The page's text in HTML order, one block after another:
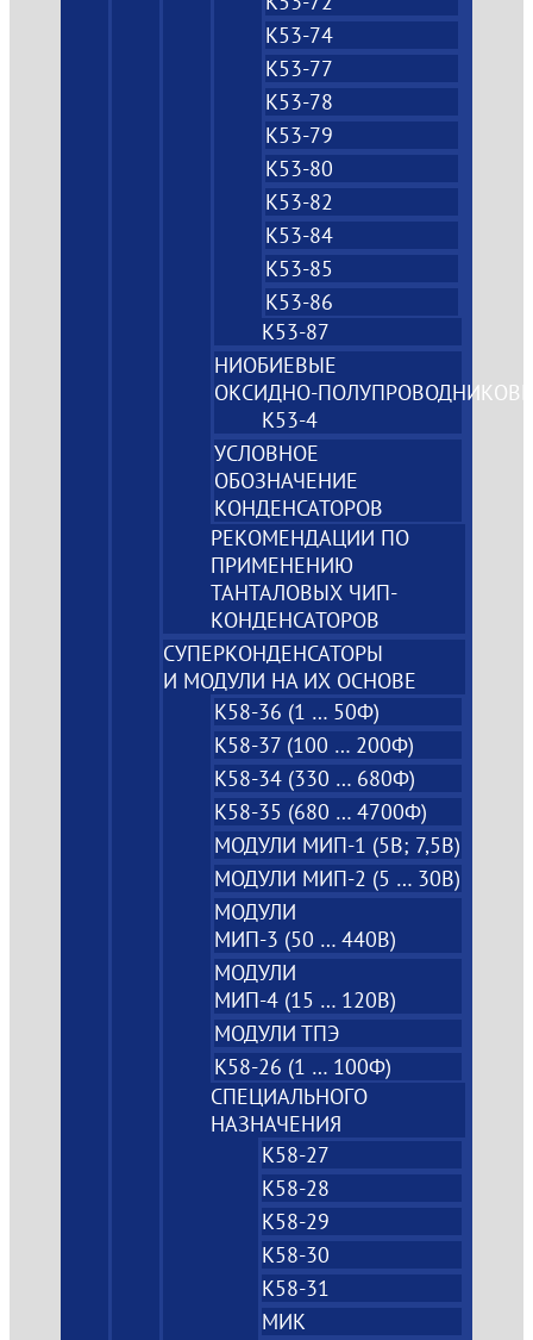
К53-74
К53-77
К53-78
К53-79
К53-80
К53-82
К53-84
К53-85
К53-86
К53-87
НИОБИЕВЫЕ
К53-4
УСЛОВНОЕ
ОБОЗНАЧЕНИЕ
КОНДЕНСАТОРОВ
РЕКОМЕНДАЦИИ ПО
ПРИМЕНЕНИЮ
ТАНТАЛОВЫХ ЧИП-
КОНДЕНСАТОРОВ
СУПЕРКОНДЕНСАТОРЫ
И МОДУЛИ НА ИХ ОСНОВЕ
К58-36 (1 … 50Ф)
К58-37 (100 … 200Ф)
К58-34 (330 … 680Ф)
К58-35 (680 … 4700Ф)
МОДУЛИ МИП-1 (5В; 7,5B)
МОДУЛИ МИП-2 (5 … 30В)
МОДУЛИ
МИП-3 (50 … 440В)
МОДУЛИ
МИП-4 (15 … 120В)
МОДУЛИ ТПЭ
К58-26 (1 … 100Ф)
СПЕЦИАЛЬНОГО
НАЗНАЧЕНИЯ
К58-27
К58-28
К58-29
К58-30
К58-31
МИК